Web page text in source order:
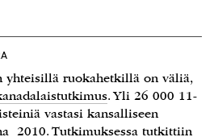
yhteisillä ruokahetkillä on väliä,
. Yli 26 000 11-
vastasi kansalliseen
2010. Tutkimuksessa tutkittiin